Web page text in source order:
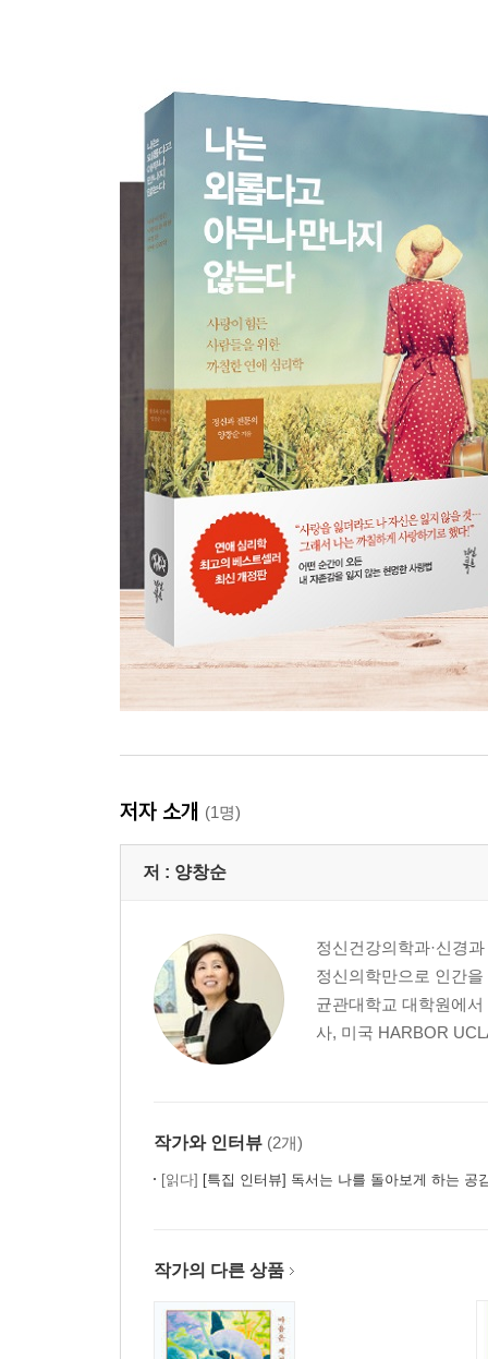
저자 소개 (1명)
저 : 양창순
정신건강의학과·신경
정신의학만으로 인간
균관대학교 대학원에
사, 미국 HARBOR
작가와 인터뷰 (2개)
[읽다] [특집 인터뷰] 독서는 나를 돌아보게 하는 공
작가의 다른 상품